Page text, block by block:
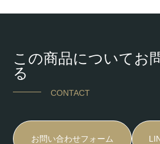
この商品についてお
る
CONTACT
お問い合わせフォーム